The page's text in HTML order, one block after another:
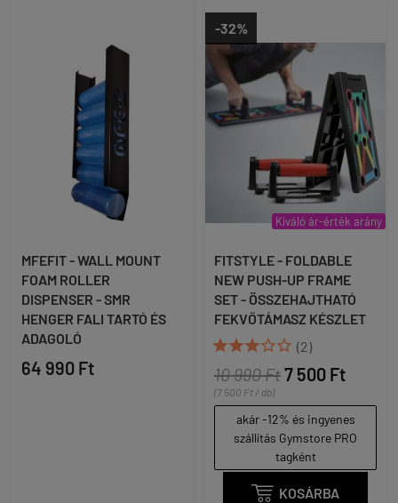
MFEFIT - WALL MOUNT
FOAM ROLLER
DISPENSER - SMR
HENGER FALI TARTÓ ÉS
ADAGOLÓ
64 990 Ft
-32%
Kiváló ár-érték arány
FITSTYLE - FOLDABLE
NEW PUSH-UP FRAME
SET - ÖSSZEHAJTHATÓ
FEKVŐTÁMASZ KÉSZLET
 (2)
10 990 Ft7 500 Ft
(7 500 Ft / db)
akár -12% és ingyenes
szállítás Gymstore PRO
tagként
 KOSÁRBA